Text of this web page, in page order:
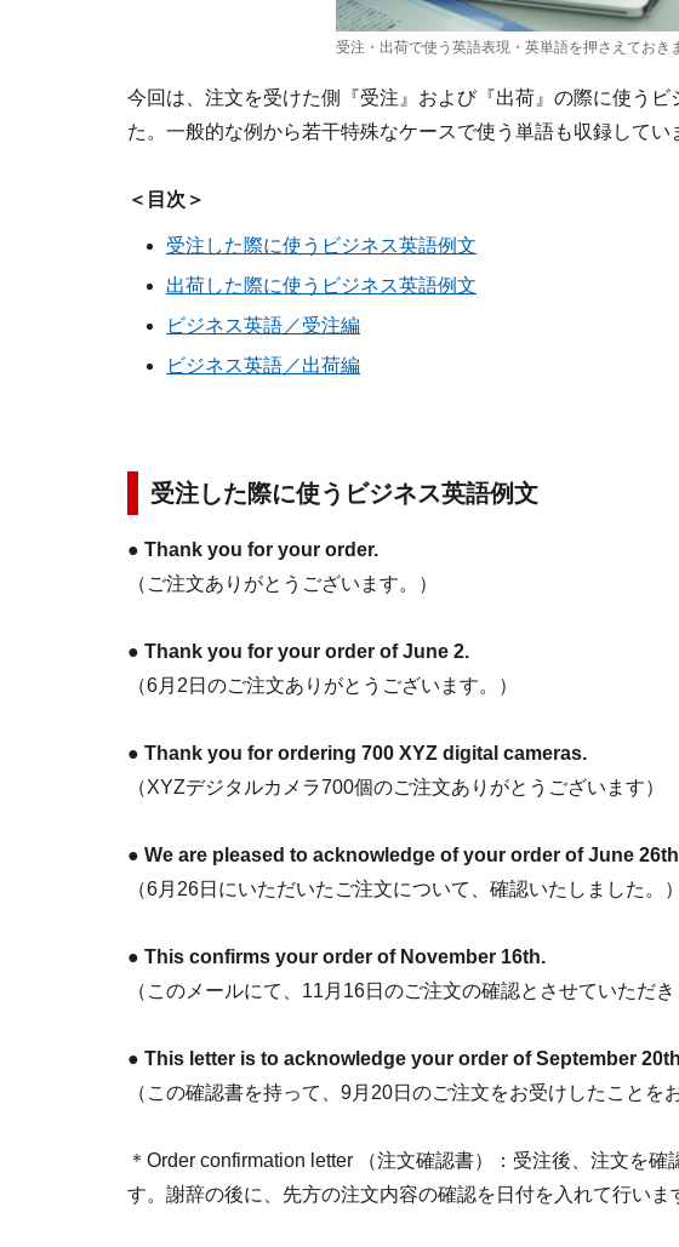
受注・出荷で使う英語表現・英単語を押さえておき
今回は、注文を受けた側『受注』および『出荷』の際に使う
た。一般的な例から若干特殊なケースで使う単語も収録してい
＜目次＞
受注した際に使うビジネス英語例文
出荷した際に使うビジネス英語例文
ビジネス英語／受注編
ビジネス英語／出荷編
受注した際に使うビジネス英語例文
● Thank you for your order.
（ご注文ありがとうございます。）
● Thank you for your order of June 2.
（6月2日のご注文ありがとうございます。）
● Thank you for ordering 700 XYZ digital cameras.
（XYZデジタルカメラ700個のご注文ありがとうございます）
● We are pleased to acknowledge of your order of June
（6月26日にいただいたご注文について、確認いたしました。）
● This confirms your order of November 16th.
（このメールにて、11月16日のご注文の確認とさせていただき
● This letter is to acknowledge your order of September
（この確認書を持って、9月20日のご注文をお受けしたことを
＊Order confirmation letter （注文確認書）：受注後、注文を
す。謝辞の後に、先方の注文内容の確認を日付を入れて行いま